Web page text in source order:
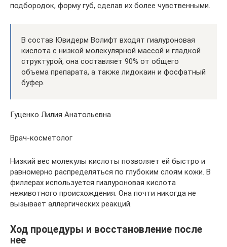
подбородок, форму губ, сделав их более чувственными.
В состав Ювидерм Волифт входят гиалуроновая
кислота с низкой молекулярной массой и гладкой
структурой, она составляет 90% от общего
объема препарата, а также лидокаин и фосфатный
буфер.
Гуценко Лилия Анатольевна
Врач-косметолог
Низкий вес молекулы кислоты позволяет ей быстро и
равномерно распределяться по глубоким слоям кожи. В
филлерах используется гиалуроновая кислота
неживотного происхождения. Она почти никогда не
вызывает аллергических реакций.
Ход процедуры и восстановление после
нее